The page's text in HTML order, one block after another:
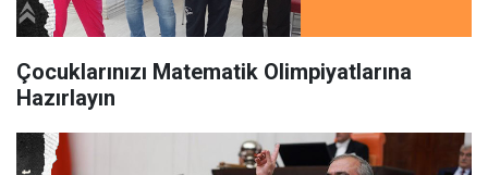
Çocuklarınızı Matematik Olimpiyatlarına
Hazırlayın